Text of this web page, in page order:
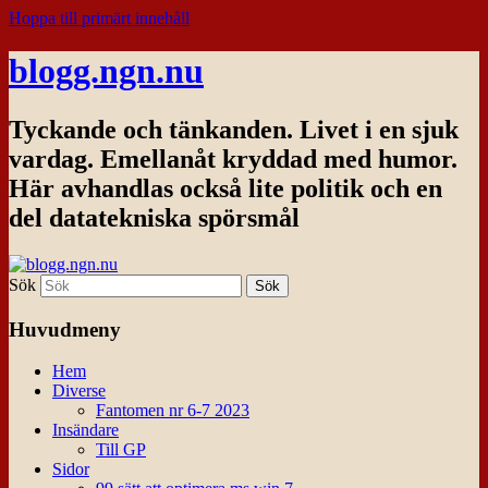
Hoppa till primärt innehåll
blogg.ngn.nu
Tyckande och tänkanden. Livet i en sjuk
vardag. Emellanåt kryddad med humor.
Här avhandlas också lite politik och en
del datatekniska spörsmål
Sök
Huvudmeny
Hem
Diverse
Fantomen nr 6-7 2023
Insändare
Till GP
Sidor